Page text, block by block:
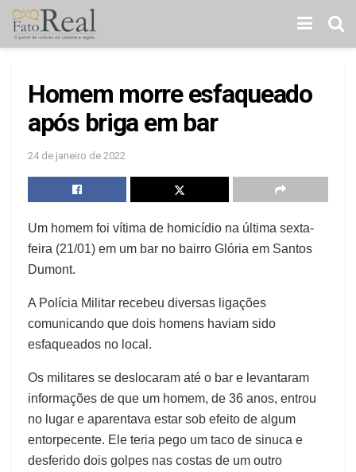
Homem morre esfaqueado
após briga em bar
24 de janeiro de 2022
Um homem foi vítima de homicídio na última sexta-
feira (21/01) em um bar no bairro Glória em Santos
Dumont.
A Polícia Militar recebeu diversas ligações
comunicando que dois homens haviam sido
esfaqueados no local.
Os militares se deslocaram até o bar e levantaram
informações de que um homem, de 36 anos, entrou
no lugar e aparentava estar sob efeito de algum
entorpecente. Ele teria pego um taco de sinuca e
desferido dois golpes nas costas de um outro